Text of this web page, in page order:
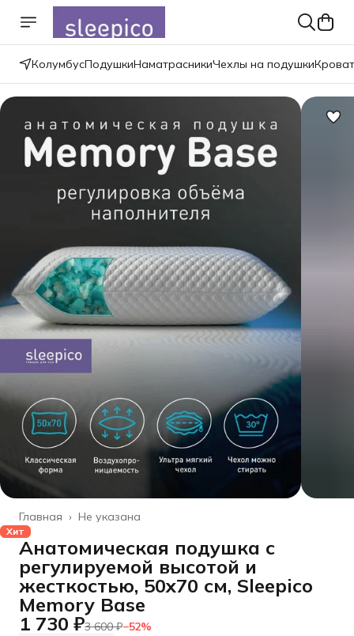
КолумбусПодушкиНаматрасникиЧехлы на подушки
Не указана
Главная ›
Хит
Анатомическая подушка с
регулируемой высотой и
жесткостью, 50x70 см, Sleepico
Memory Base
1 730 ₽3 600 ₽−52%